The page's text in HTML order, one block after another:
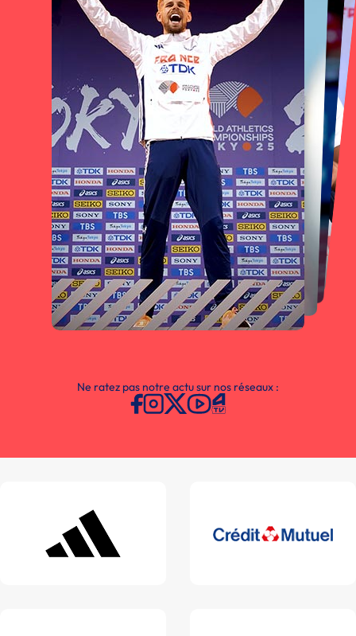
Ne ratez pas notre actu sur nos réseaux :